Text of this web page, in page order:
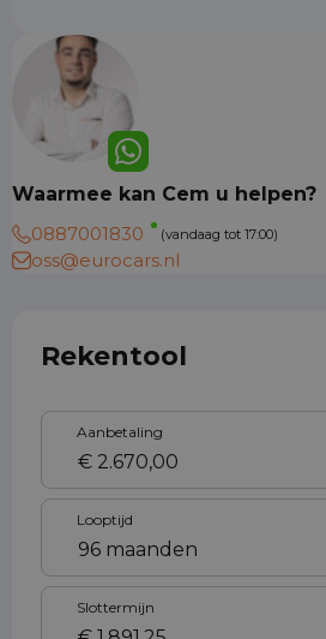
Waarmee kan Cem u helpen?
0887001830
(vandaag tot 17:00)
oss@eurocars.nl
Rekentool
Aanbetaling
Looptijd
Slottermijn